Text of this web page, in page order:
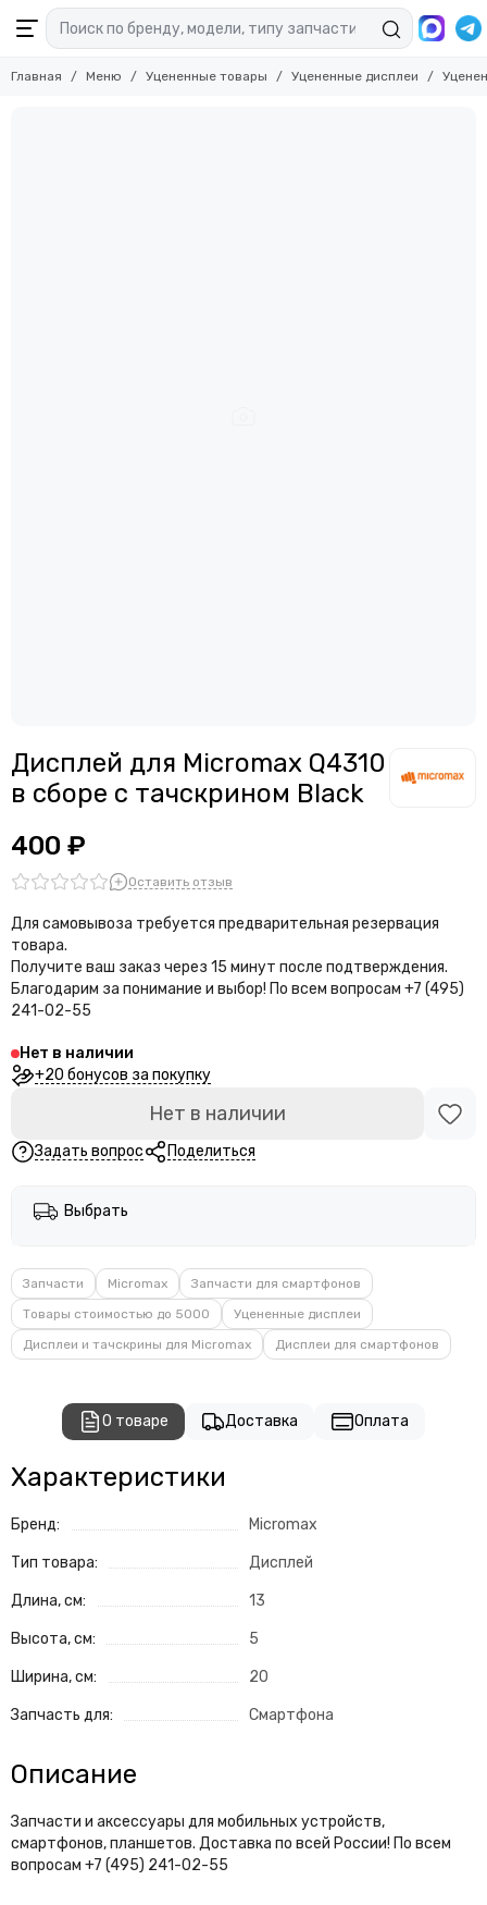
Главная Меню Уцененные товары Уцененные дисплеи
Дисплей для Micromax Q4310
в сборе с тачскрином Black
400 ₽
Оставить отзыв
Для самовывоза требуется предварительная резервация
товара.
Получите ваш заказ через 15 минут после подтверждения.
Благодарим за понимание и выбор! По всем вопросам +7 (495)
241-02-55
Нет в наличии
+20 бонусов за покупку
Нет в наличии
Задать вопрос Поделиться
Выбрать
Запчасти Micromax
Запчасти для смартфонов
Товары стоимостью до 5000
Уцененные дисплеи
Дисплеи и тачскрины для Micromax
Дисплеи для смартфонов
О товаре Доставка Оплата
Характеристики
Бренд: Micromax
Тип товара: Дисплей
Длина, см: 13
Высота, см: 5
Ширина, см: 20
Запчасть для: Смартфона
Описание
Запчасти и аксессуары для мобильных устройств,
смартфонов, планшетов. Доставка по всей России! По всем
вопросам +7 (495) 241-02-55